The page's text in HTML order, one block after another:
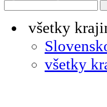
všetky
všetky